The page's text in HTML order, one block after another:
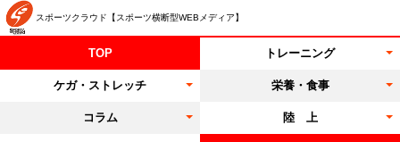
スポーツクラウド【スポーツ横断型WEBメディア】
TOP トレーニング
ケガ・ストレッチ 栄養・食事
コラム 陸 上